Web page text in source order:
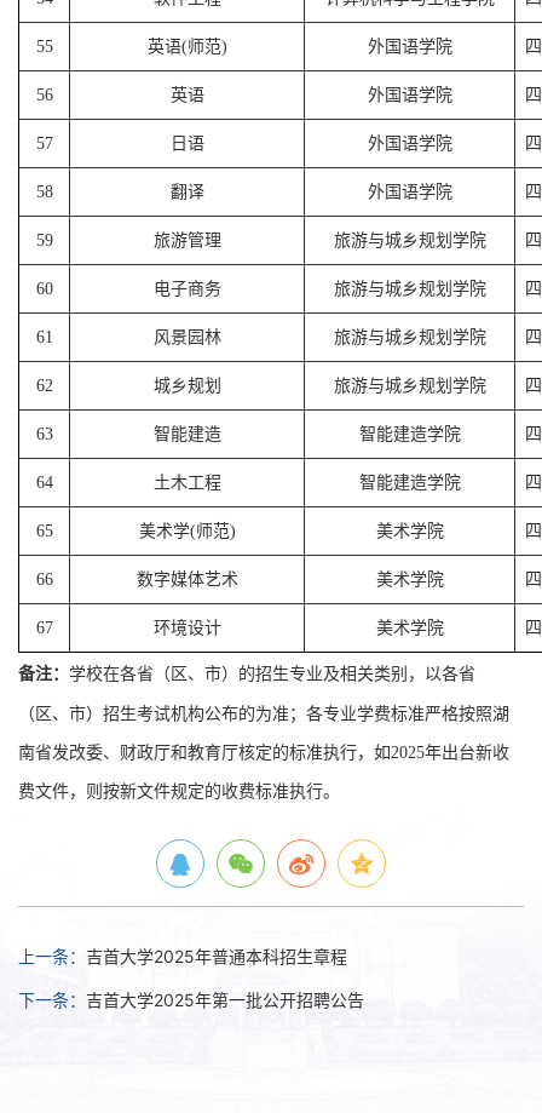
55 英语(师范) 外国语学院
56 英语 外国语学院
57 日语 外国语学院
58 翻译 外国语学院
59 旅游管理 旅游与城乡规划学院
60 电子商务 旅游与城乡规划学院
61 风景园林 旅游与城乡规划学院
62 城乡规划 旅游与城乡规划学院
63 智能建造 智能建造学院
64 土木工程 智能建造学院
65 美术学(师范) 美术学院
66 数字媒体艺术 美术学院
67 环境设计 美术学院
备注： 学校在各省（区、市）的招生专业及相关类别，以各省
（区、市）招生考试机构公布的为准；各专业学费标准严格按照湖
南省发改委、财政厅和教育厅核定的标准执行，如2025年出台新收
费文件，则按新文件规定的收费标准执行。
上一条： 吉首大学2025年普通本科招生章程
下一条： 吉首大学2025年第一批公开招聘公告